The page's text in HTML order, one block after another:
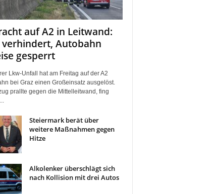
auf A2 in Leitwand:
Autobahn
gesperrt
Lkw-Unfall hat am Freitag auf der A2
bei Graz einen Großeinsatz ausgelöst.
prallte gegen die Mittelleitwand, fing
Steiermark berät über
weitere Maßnahmen gegen
Hitze
Alkolenker überschlägt sich
nach Kollision mit drei Autos